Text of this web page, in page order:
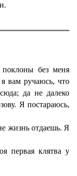
без меня
вам ручаюсь, что
да не далеко
Я постараюсь,
жизнь отдаешь. Я
первая клятва у